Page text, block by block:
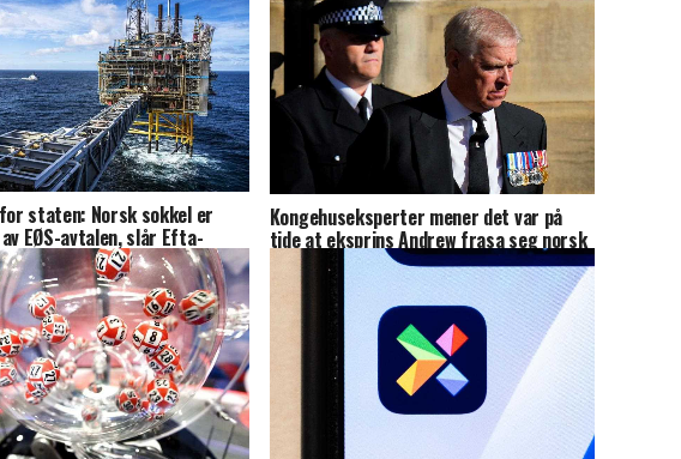
staten: Norsk sokkel er
EØS-avtalen, slår Efta-
fast
Kongehuseksperter mener det var på
tide at eksprins Andrew frasa seg norsk
orden